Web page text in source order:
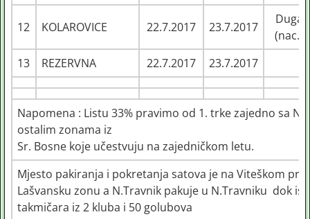
12 KOLAROVICE 22.7.2017 23.7.2017
Duga
(nac.)
13
REZERVNA 22.7.2017 23.7.2017
Napomena : Listu 33% pravimo od 1. trke zajedno sa
ostalim zonama iz
Sr. Bosne koje učestvuju na zajedničkom letu.
Mjesto pakiranja i pokretanja satova je na Viteškom
Lašvansku zonu a N.Travnik pakuje u N.Travniku dok
takmičara iz 2 kluba i 50 golubova